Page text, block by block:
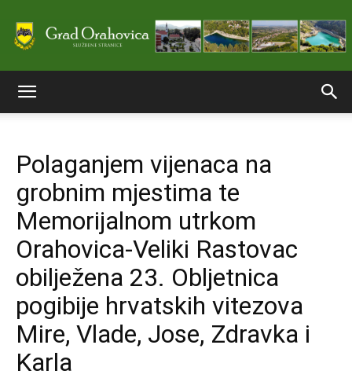
stranice
Grada
Orahovice
Polaganjem vijenaca na
grobnim mjestima te
Memorijalnom utrkom
Orahovica-Veliki Rastovac
obilježena 23. Obljetnica
pogibije hrvatskih vitezova
Mire, Vlade, Jose, Zdravka i
Karla